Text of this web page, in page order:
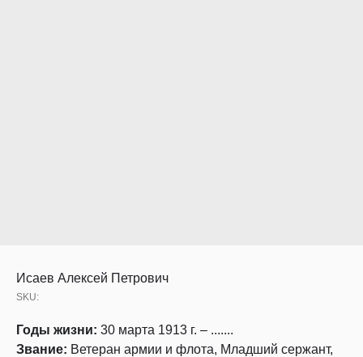
Исаев Алексей Петрович
SKU:
Годы жизни: 30 марта 1913 г. – .......
Звание: Ветеран армии и флота, Младший сержант,